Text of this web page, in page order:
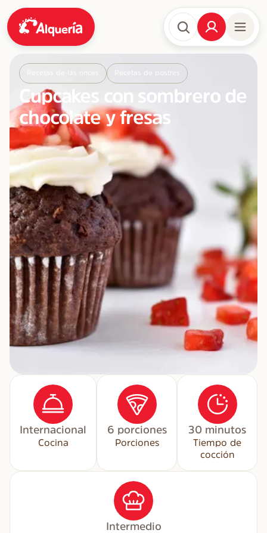
Recetas de postres
Cupcakes con sombrero de
chocolate y fresas
Cocina
Internacional
Porciones
6 porciones
Tiempo de
cocción
30 minutos
Intermedio